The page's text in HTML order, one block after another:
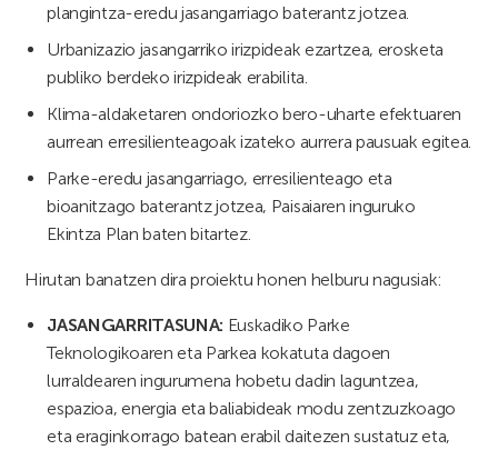
plangintza-eredu jasangarriago baterantz jotzea.
Urbanizazio jasangarriko irizpideak ezartzea, erosketa
publiko berdeko irizpideak erabilita.
Klima-aldaketaren ondoriozko bero-uharte efektuaren
aurrean erresilienteagoak izateko aurrera pausuak egitea.
Parke-eredu jasangarriago, erresilienteago eta
bioanitzago baterantz jotzea, Paisaiaren inguruko
Ekintza Plan baten bitartez.
Hirutan banatzen dira proiektu honen helburu nagusiak:
JASANGARRITASUNA: Euskadiko Parke
Teknologikoaren eta Parkea kokatuta dagoen
lurraldearen ingurumena hobetu dadin laguntzea,
espazioa, energia eta baliabideak modu zentzuzkoago
eta eraginkorrago batean erabil daitezen sustatuz eta,